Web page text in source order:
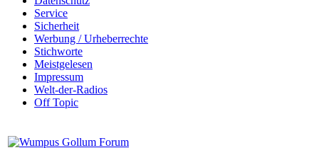
Service
Sicherheit
Werbung / Urheberrechte
Stichworte
Meistgelesen
Impressum
Welt-der-Radios
Off Topic